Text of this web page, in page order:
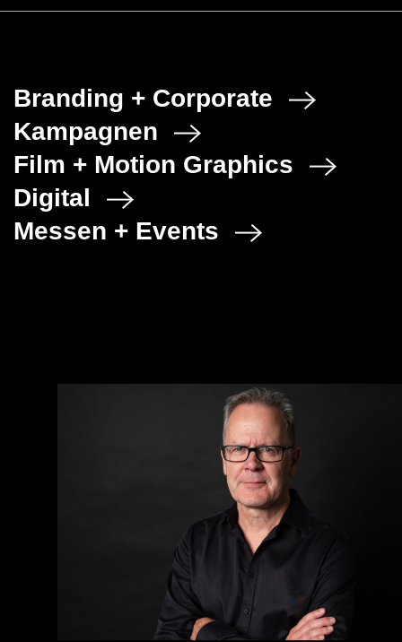
Fahrt ins Innere der Maschine.
Branding + Corporate
Kampagnen
Film + Motion Graphics
Digital
Messen + Events